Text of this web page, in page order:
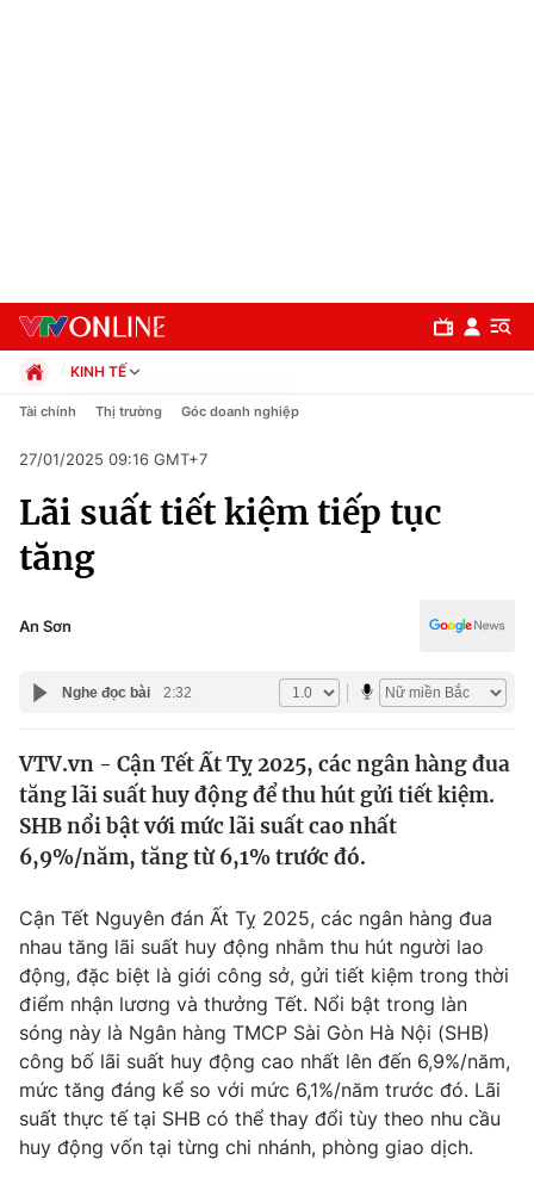
Chuyên mục
Chính trị
Pháp luật
Thế giới
Tin tức
Thế giới đó đây
Câu chuyện quốc tế
Tài chính
Thị trường
Góc doanh nghiệp
Dữ liệu và đời sống
Truyền hình
Phim VTV
Hậu trường
Giải trí
Điện ảnh
Đời sống
KINH TẾ
Chính trị
Pháp luật
Kinh tế
Thể thao
Truyền hình
Công nghệ
Tài chính Thị trường Góc doanh nghiệp
27/01/2025 09:16 GMT+7
Lãi suất tiết kiệm tiếp tục
tăng
An Sơn
Nghe đọc bài 2:32
VTV.vn - Cận Tết Ất Tỵ 2025, các ngân hàng đua
tăng lãi suất huy động để thu hút gửi tiết kiệm.
SHB nổi bật với mức lãi suất cao nhất
6,9%/năm, tăng từ 6,1% trước đó.
Cận Tết Nguyên đán Ất Tỵ 2025, các ngân hàng đua
nhau tăng lãi suất huy động nhằm thu hút người lao
động, đặc biệt là giới công sở, gửi tiết kiệm trong thời
điểm nhận lương và thưởng Tết. Nổi bật trong làn
sóng này là Ngân hàng TMCP Sài Gòn Hà Nội (SHB)
công bố lãi suất huy động cao nhất lên đến 6,9%/năm,
mức tăng đáng kể so với mức 6,1%/năm trước đó. Lãi
suất thực tế tại SHB có thể thay đổi tùy theo nhu cầu
huy động vốn tại từng chi nhánh, phòng giao dịch.